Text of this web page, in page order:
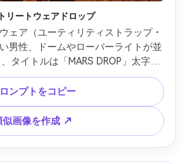
リートウェアドロップ
ェア（ユーティリティストラップ・
男性、ドームやローバーライトが並
タイトルは「MARS DROP」太字タ
アンの太陽のような強い光、Sony
明なテクスチャー、ハイプビースト
クリーンなマージン --ar 4:5
ンプトをコピー
似画像を作成 ↗